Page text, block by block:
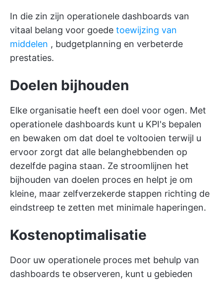
In die zin zijn operationele dashboards van
vitaal belang voor goede toewijzing van
middelen , budgetplanning en verbeterde
prestaties.
Doelen bijhouden
Elke organisatie heeft een doel voor ogen. Met
operationele dashboards kunt u KPI's bepalen
en bewaken om dat doel te voltooien terwijl u
ervoor zorgt dat alle belanghebbenden op
dezelfde pagina staan. Ze stroomlijnen het
bijhouden van doelen proces en helpt je om
kleine, maar zelfverzekerde stappen richting de
eindstreep te zetten met minimale haperingen.
Kostenoptimalisatie
Door uw operationele proces met behulp van
dashboards te observeren, kunt u gebieden